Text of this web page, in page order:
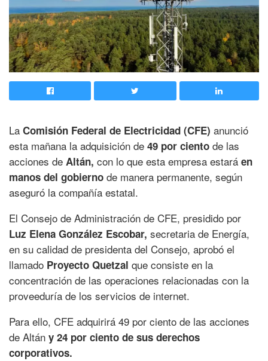
La Comisión Federal de Electricidad (CFE) anunció
esta mañana la adquisición de 49 por ciento de las
acciones de Altán, con lo que esta empresa estará en
manos del gobierno de manera permanente, según
aseguró la compañía estatal.
El Consejo de Administración de CFE, presidido por
Luz Elena González Escobar, secretaria de Energía,
en su calidad de presidenta del Consejo, aprobó el
llamado Proyecto Quetzal que consiste en la
concentración de las operaciones relacionadas con la
proveeduría de los servicios de internet.
Para ello, CFE adquirirá 49 por ciento de las acciones
de Altán y 24 por ciento de sus derechos
corporativos.